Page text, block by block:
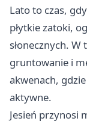
Lato to czas,
płytkie zatoki,
słonecznych.
gruntowanie i
akwenach,
aktywne.
Jesień przynosi